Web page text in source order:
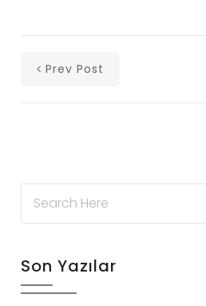
Prev Post
Son Yazılar